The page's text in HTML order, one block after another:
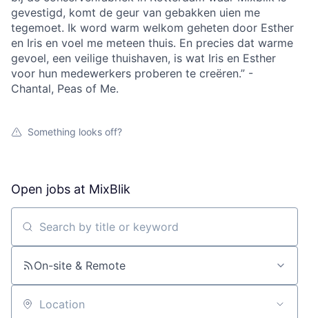
gevestigd, komt de geur van gebakken uien me
tegemoet. Ik word warm welkom geheten door Esther
en Iris en voel me meteen thuis. En precies dat warme
gevoel, een veilige thuishaven, is wat Iris en Esther
voor hun medewerkers proberen te creëren.” -
Chantal, Peas of Me.
Something looks off?
Open jobs at MixBlik
Search by title or keyword
On-site & Remote
Location